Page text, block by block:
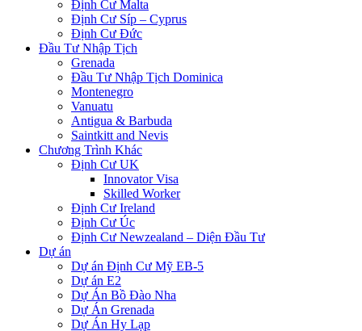
Định Cư Malta
Định Cư Síp – Cyprus
Định Cư Đức
Đầu Tư Nhập Tịch
Grenada
Đầu Tư Nhập Tịch Dominica
Montenegro
Vanuatu
Antigua & Barbuda
Saintkitt and Nevis
Chương Trình Khác
Định Cư UK
Innovator Visa
Skilled Worker
Định Cư Ireland
Định Cư Úc
Định Cư Newzealand – Diện Đầu Tư
Dự án
Dự án Định Cư Mỹ EB-5
Dự án E2
Dự Án Bồ Đào Nha
Dự Án Grenada
Dự Án Hy Lạp